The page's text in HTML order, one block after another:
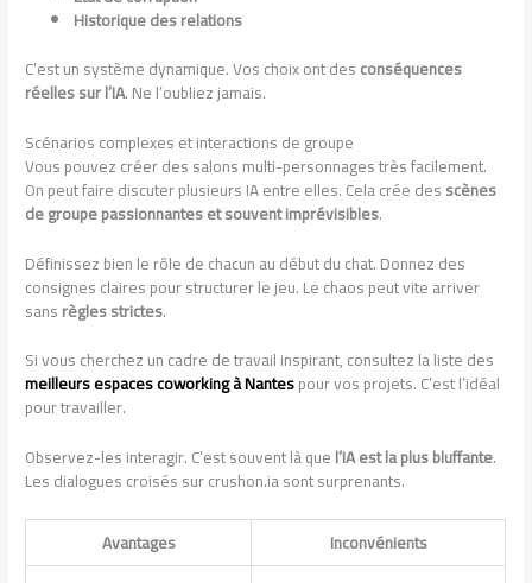
Historique des relations
C’est un système dynamique. Vos choix ont desconséquences
réelles sur l’IA. Ne l’oubliez jamais.
Scénarios complexes et interactions de groupe
Vous pouvez créer des salons multi-personnages très facilement.
On peut faire discuter plusieurs IA entre elles. Cela crée desscènes
de groupe passionnantes et souvent imprévisibles.
Définissez bien le rôle de chacun au début du chat. Donnez des
consignes claires pour structurer le jeu. Le chaos peut vite arriver
sansrègles strictes.
Si vous cherchez un cadre de travail inspirant, consultez la liste des
meilleurs espaces coworking à Nantespour vos projets. C’est l’idéal
pour travailler.
Observez-les interagir. C’est souvent là quel’IA est la plus bluffante.
Les dialogues croisés sur crushon.ia sont surprenants.
Avantages
Inconvénients